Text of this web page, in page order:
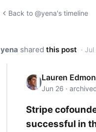
Back to @yena's timeline
yena shared this post · Jul
Lauren
Jun 26 ·
Stripe
successful in